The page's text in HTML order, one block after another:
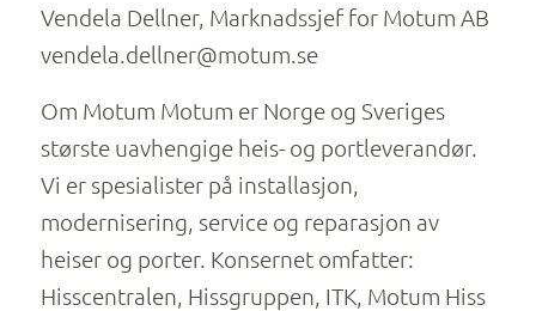
Vendela Dellner, Marknadssjef for Motum AB
vendela.dellner@motum.se
Om Motum Motum er Norge og Sveriges
største uavhengige heis- og portleverandør.
Vi er spesialister på installasjon,
modernisering, service og reparasjon av
heiser og porter. Konsernet omfatter:
Hisscentralen, Hissgruppen, ITK, Motum Hiss